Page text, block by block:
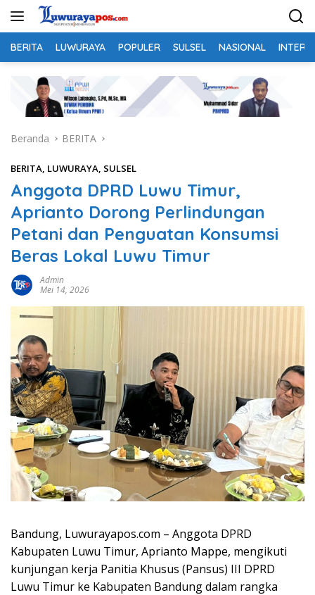
Langsung
BERITA LUWURAYA POPULER SULSEL NASIONAL
Beranda BERITA
BERITA LUWURAYA SULSEL
Anggota DPRD Luwu Timur,
Aprianto Dorong Perlindungan
Petani dan Penguatan Konsumsi
Beras Lokal Luwu Timur
Admin
Mei 14, 2026
Bandung, Luwurayapos.com – Anggota DPRD
Kabupaten Luwu Timur, Aprianto Mappe, mengikuti
kunjungan kerja Panitia Khusus (Pansus) III DPRD
Luwu Timur ke Kabupaten Bandung dalam rangka